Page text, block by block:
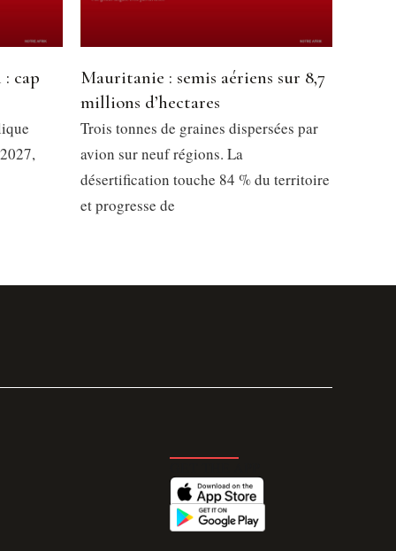
cap
Mauritanie : semis aériens sur 8,7
millions d’hectares
Trois tonnes de graines dispersées par
avion sur neuf régions. La
désertification touche 84 % du territoire
et progresse de